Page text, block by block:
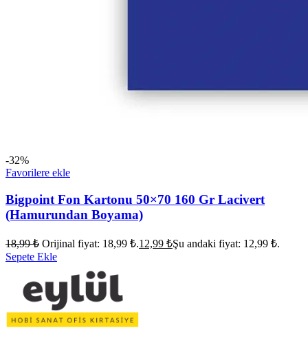
-32%
Favorilere ekle
Bigpoint Fon Kartonu 50×70 160 Gr Lacivert
(Hamurundan Boyama)
18,99₺ Orijinal fiyat: 18,99 ₺.12,99 ₺Şu andaki fiyat: 12,99 ₺.
Sepete Ekle